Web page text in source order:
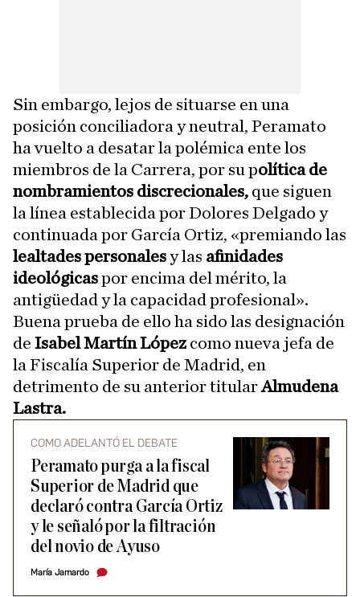
Sin embargo, lejos de situarse en una
posición conciliadora y neutral, Peramato
ha vuelto a desatar la polémica ente los
miembros de la Carrera, por su política de
nombramientos discrecionales, que siguen
la línea establecida por Dolores Delgado y
continuada por García Ortiz, «premiando las
lealtades personalesy las afinidades
ideológicaspor encima del mérito, la
antigüedad y la capacidad profesional».
Buena prueba de ello ha sido las designación
de Isabel Martín Lópezcomo nueva jefa de
la Fiscalía Superior de Madrid, en
detrimento de su anterior titularAlmudena
Lastra.
COMO ADELANTÓ EL DEBATE
Peramato purga a la fiscal
Superior de Madrid que
declaró contra García Ortiz
y le señaló por la filtración
del novio de Ayuso
María Jamardo